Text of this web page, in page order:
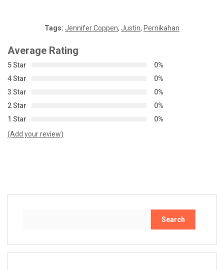
Tags: Jennifer Coppen, Justin, Pernikahan
Average Rating
5 Star
0%
4 Star
0%
3 Star
0%
2 Star
0%
1 Star
0%
(Add your review)